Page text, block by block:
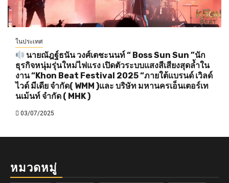
ในประเทศ
นายณัฎฐ์ธนัน วงศ์เตชะนนท์ “ Boss Sun Sun ”นัก
ธุรกิจหนุ่มรุ่นใหม่ไฟแรง เปิดตัวระบบแสงสีเสียงสุดล้ำใน
งาน “Khon Beat Festival 2025 “ภายใต้แบรนด์ เวิลด์
ไวด์ มีเดีย จำกัด( WMM )และ บริษัท มหานครเอ็นเตอร์เท
นเม้นท์ จำกัด ( MHK )
03/07/2025
หมวดหมู่